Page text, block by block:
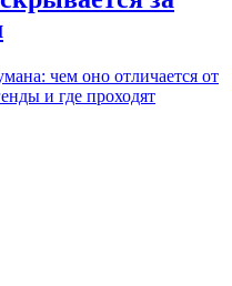
чем оно отличается от
и где проходят